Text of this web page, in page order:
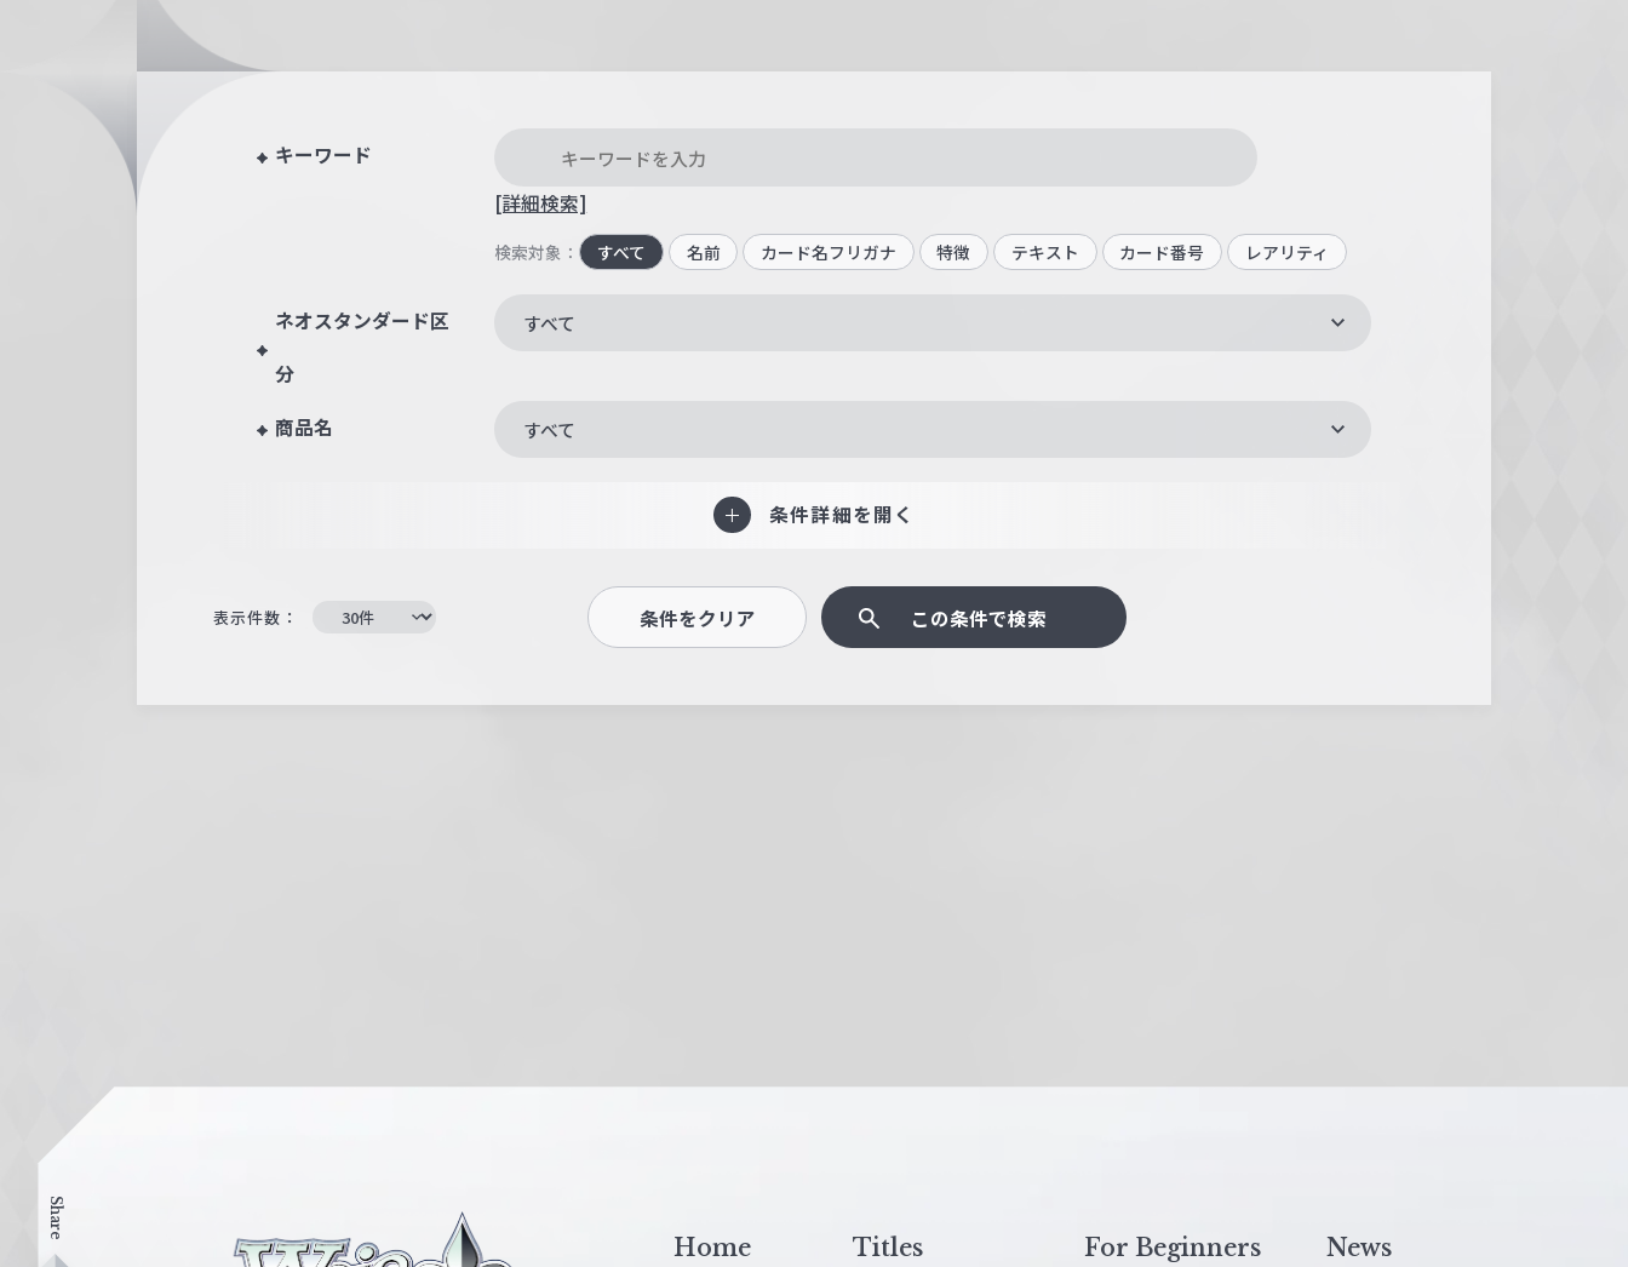
キーワード
[詳細検索]
検索対象： すべて 名前 カード名フリガナ 特徴 テキスト カード番号 レアリティ
ネオスタンダード区
分
すべて
商品名 すべて
条件詳細を開く
表示件数： 条件をクリア この条件で検索
Share
Home Titles For Beginners News